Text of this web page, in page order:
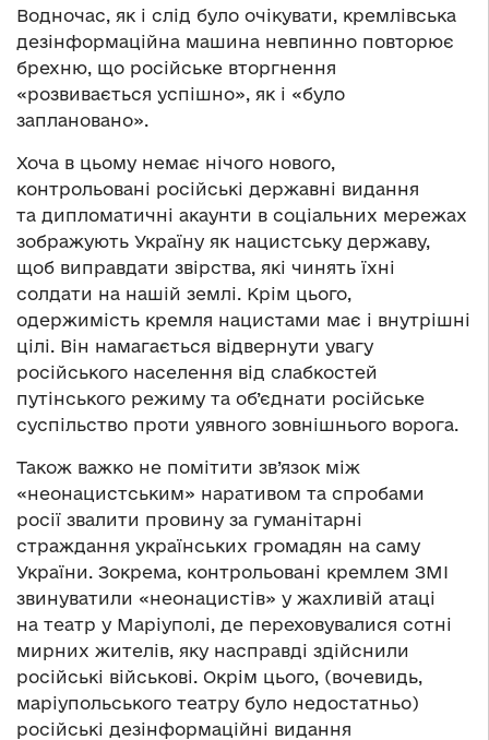
Водночас, як і слід було очікувати, кремлівська
дезінформаційна машина невпинно повторює
брехню, що російське вторгнення
«розвивається успішно», як і «було
заплановано».
Хоча в цьому немає нічого нового,
контрольовані російські державні видання
та дипломатичні акаунти в соціальних мережах
зображують Україну як нацистську державу,
щоб виправдати звірства, які чинять їхні
солдати на нашій землі. Крім цього,
одержимість кремля нацистами має і внутрішні
цілі. Він намагається відвернути увагу
російського населення від слабкостей
путінського режиму та об’єднати російське
суспільство проти уявного зовнішнього ворога.
Також важко не помітити зв’язок між
«неонацистським» наративом та спробами
росії звалити провину за гуманітарні
страждання українських громадян на саму
України. Зокрема, контрольовані кремлем ЗМІ
звинуватили «неонацистів» у жахливій атаці
на театр у Маріуполі, де переховувалися сотні
мирних жителів, яку насправді здійснили
російські військові. Окрім цього, (вочевидь,
маріупольського театру було недостатньо)
російські дезінформаційні видання